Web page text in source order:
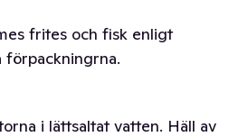
frites och fisk enligt
förpackningrna.
i lättsaltat vatten. Häll av